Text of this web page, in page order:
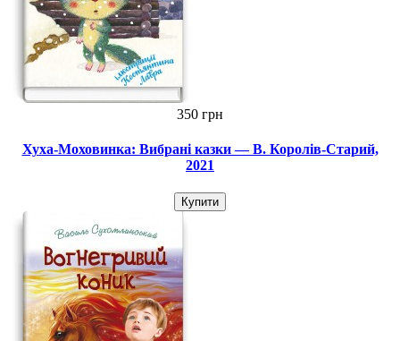
350 грн
Хуха-Моховинка: Вибрані казки — В. Королів-Старий,
2021
Купити